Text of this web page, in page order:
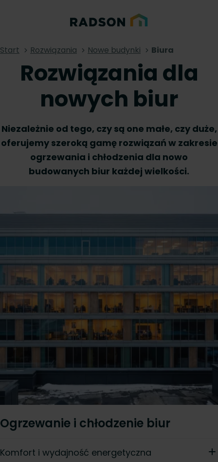
Start Rozwiązania Nowe budynki Biura
Rozwiązania dla
nowych biur
Niezależnie od tego, czy są one małe, czy duże,
oferujemy szeroką gamę rozwiązań w zakresie
ogrzewania i chłodzenia dla nowo
budowanych biur każdej wielkości.
Ogrzewanie i chłodzenie biur
Komfort i wydajność energetyczna